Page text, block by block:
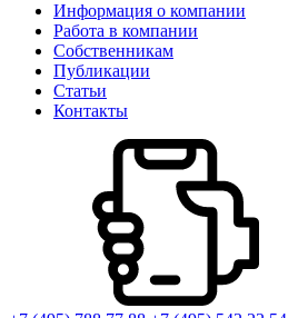
Информация о компании
Работа в компании
Собственникам
Публикации
Статьи
Контакты